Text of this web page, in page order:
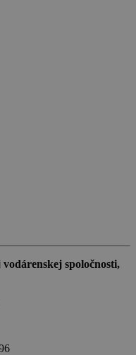
spoločnosti,